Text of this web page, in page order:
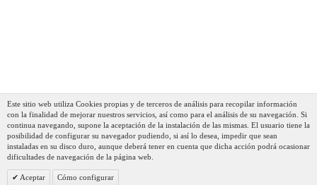
Este sitio web utiliza Cookies propias y de terceros de análisis para recopilar información
con la finalidad de mejorar nuestros servicios, así como para el análisis de su navegación. Si
continua navegando, supone la aceptación de la instalación de las mismas. El usuario tiene la
posibilidad de configurar su navegador pudiendo, si así lo desea, impedir que sean
instaladas en su disco duro, aunque deberá tener en cuenta que dicha acción podrá ocasionar
dificultades de navegación de la página web.
Aceptar Cómo configurar